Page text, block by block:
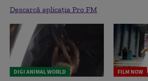
Descarcă aplicația Pro FM
DIGI ANIMAL WORLD FILM NOW